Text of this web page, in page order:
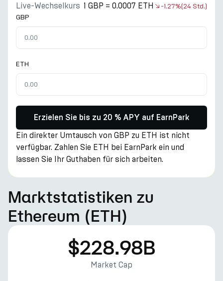
Live-Wechselkurs 1 GBP = 0.0007 ETH -1.27%(24 Std.)
GBP
ETH
Erzielen Sie bis zu 20 % APY auf EarnPark
Ein direkter Umtausch von GBP zu ETH ist nicht
verfügbar. Zahlen Sie ETH bei EarnPark ein und
lassen Sie Ihr Guthaben für sich arbeiten.
Marktstatistiken zu
Ethereum (ETH)
$228.98B
Market Cap